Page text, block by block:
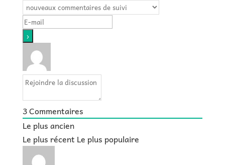
3Commentaires
Le plus ancien
Le plus récent Le plus populaire